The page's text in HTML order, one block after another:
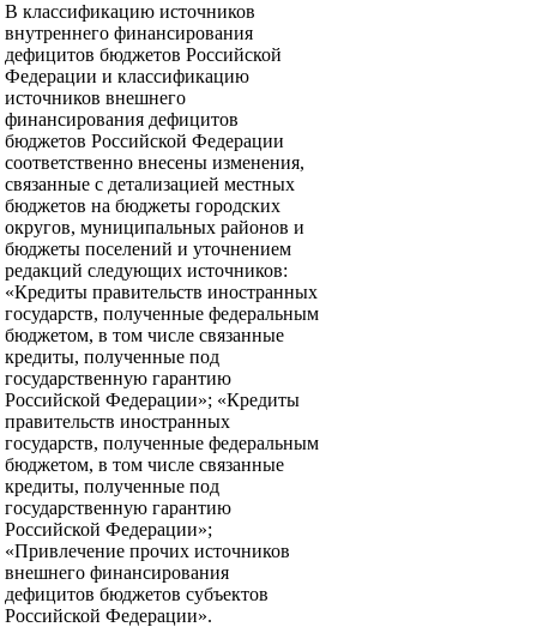
В классификацию источников
внутреннего финансирования
дефицитов бюджетов Российской
Федерации и классификацию
источников внешнего
финансирования дефицитов
бюджетов Российской Федерации
соответственно внесены изменения,
связанные с детализацией местных
бюджетов на бюджеты городских
округов, муниципальных районов и
бюджеты поселений и уточнением
редакций следующих источников:
«Кредиты правительств иностранных
государств, полученные федеральным
бюджетом, в том числе связанные
кредиты, полученные под
государственную гарантию
Российской Федерации»; «Кредиты
правительств иностранных
государств, полученные федеральным
бюджетом, в том числе связанные
кредиты, полученные под
государственную гарантию
Российской Федерации»;
«Привлечение прочих источников
внешнего финансирования
дефицитов бюджетов субъектов
Российской Федерации».